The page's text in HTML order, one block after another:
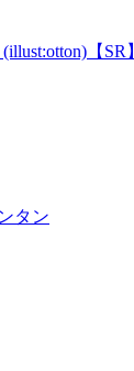
【
タン